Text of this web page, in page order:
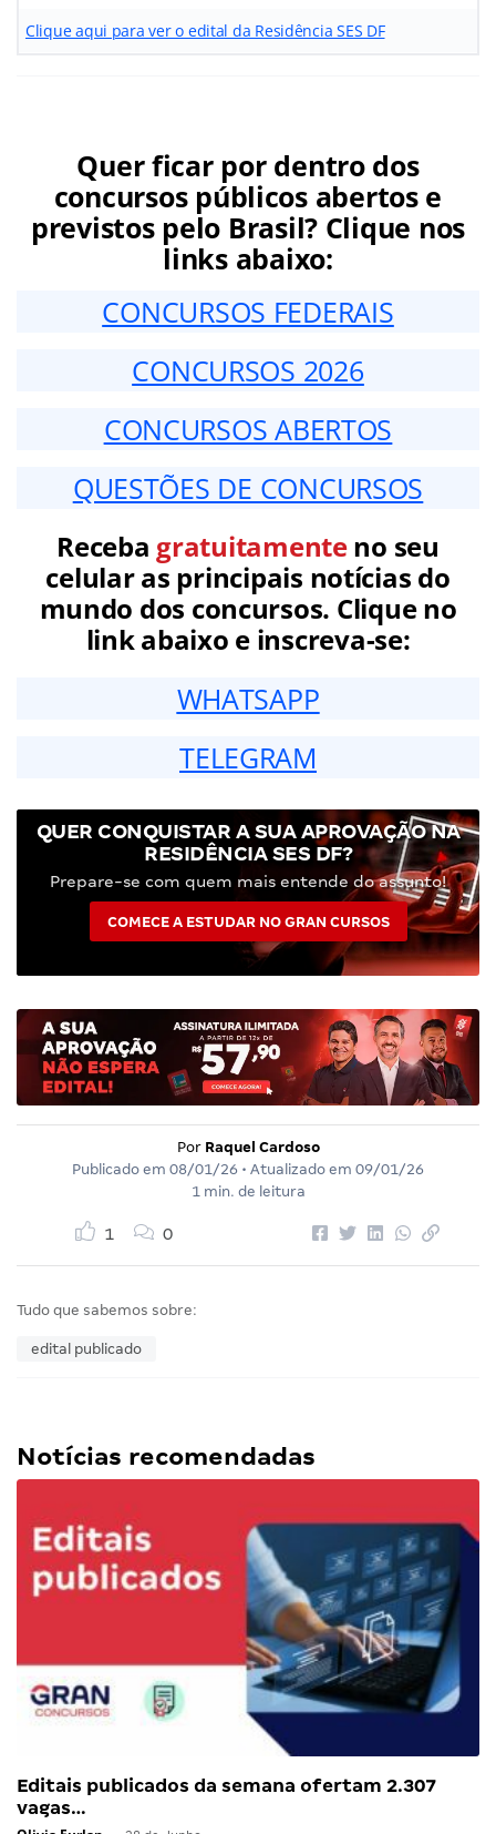
Clique aqui para ver o edital da Residência SES DF
Quer ficar por dentro dos
concursos públicos abertos e
previstos pelo Brasil? Clique nos
links abaixo:
CONCURSOS FEDERAIS
CONCURSOS 2026
CONCURSOS ABERTOS
QUESTÕES DE CONCURSOS
Receba gratuitamenteno seu
celular as principais notícias do
mundo dos concursos. Clique no
link abaixo e inscreva-se:
WHATSAPP
TELEGRAM
QUER CONQUISTAR A SUA APROVAÇÃO NA
RESIDÊNCIA SES DF?
Prepare-se com quem mais entende do assunto!
COMECE A ESTUDAR NO GRAN CURSOS
Por Raquel Cardoso
Publicado em 08/01/26 • Atualizado em 09/01/26
1 min. de leitura
1 0
Tudo que sabemos sobre:
edital publicado
Notícias recomendadas
Editais publicados da semana ofertam 2.307
vagas…